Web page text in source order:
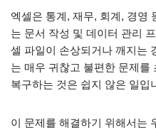
엑셀은 통계, 재무, 회계, 경영
는 문서 작성 및 데이터 관리
셀 파일이 손상되거나 깨지는
는 매우 귀찮고 불편한 문제를
복구하는 것은 쉽지 않은 일입
이 문제를 해결하기 위해서는